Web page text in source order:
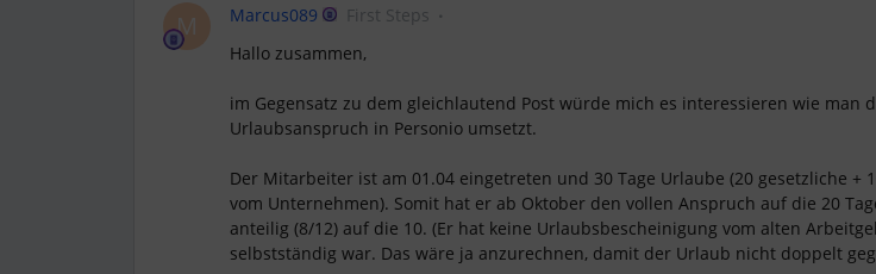
M Marcus089
First Steps
Hallo zusammen,
im Gegensatz zu dem gleichlautend Post würde mich es interessieren wie man
Urlaubsanspruch in Personio umsetzt.
Der Mitarbeiter ist am 01.04 eingetreten und 30 Tage Urlaube (20 gesetzliche +
vom Unternehmen). Somit hat er ab Oktober den vollen Anspruch auf die 20
anteilig (8/12) auf die 10. (Er hat keine Urlaubsbescheinigung vom alten
selbstständig war. Das wäre ja anzurechnen, damit der Urlaub nicht doppelt